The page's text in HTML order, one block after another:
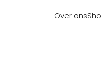
Over ons